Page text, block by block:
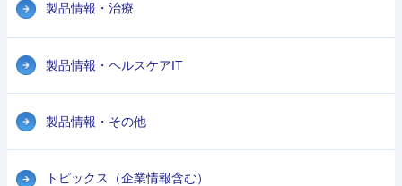
製品情報・治療
製品情報・ヘルスケアIT
製品情報・その他
トピックス（企業情報含む）